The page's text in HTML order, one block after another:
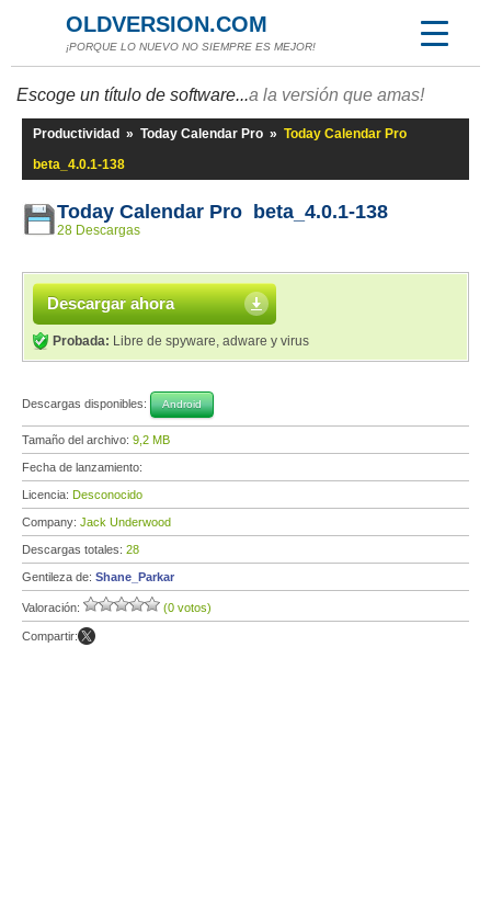
OLDVERSION.COM
¡PORQUE LO NUEVO NO SIEMPRE ES MEJOR!
Escoge un título de software...a la versión que amas!
Productividad » Today Calendar Pro » Today Calendar Pro
beta_4.0.1-138
Today Calendar Pro beta_4.0.1-138
28 Descargas
Descargar ahora
Probada: Libre de spyware, adware y virus
Descargas disponibles: Android
Tamaño del archivo: 9,2 MB
Fecha de lanzamiento:
Licencia: Desconocido
Company: Jack Underwood
Descargas totales: 28
Gentileza de: Shane_Parkar
Valoración: (0 votos)
Compartir: